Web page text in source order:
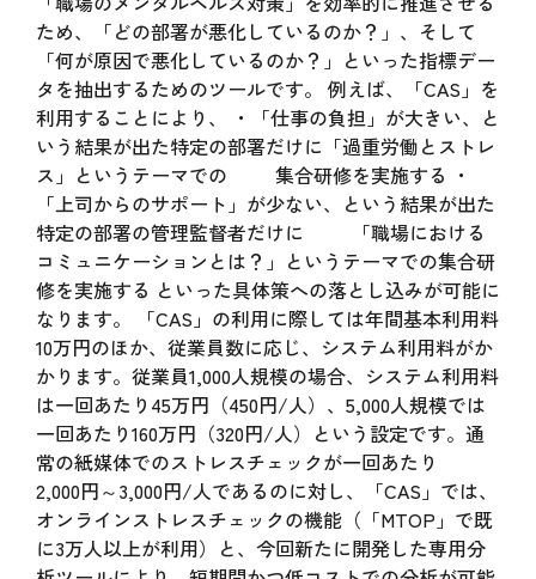
ため、「どの部署が悪化しているのか？」、そして
「何が原因で悪化しているのか？」といった指標デー
タを抽出するためのツールです。 例えば、「CAS」を
利用することにより、 ・「仕事の負担」が大きい、と
いう結果が出た特定の部署だけに「過重労働とストレ
ス」というテーマでの 集合研修を実施する ・
「上司からのサポート」が少ない、という結果が出た
特定の部署の管理監督者だけに 「職場における
コミュニケーションとは？」というテーマでの集合研
修を実施する といった具体策への落とし込みが可能に
なります。 「CAS」の利用に際しては年間基本利用料
10万円のほか、従業員数に応じ、システム利用料がか
かります。従業員1,000人規模の場合、システム利用料
は一回あたり45万円（450円/人）、5,000人規模では
一回あたり160万円（320円/人）という設定です。通
常の紙媒体でのストレスチェックが一回あたり
2,000円～3,000円/人であるのに対し、「CAS」では、
オンラインストレスチェックの機能（「MTOP」で既
に3万人以上が利用）と、今回新たに開発した専用分